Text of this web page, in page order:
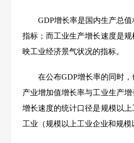
GDP增长率是国内生产总
指标；而工业生产增长速度是
映工业经济景气状况的指标。
在公布GDP增长率的同时
产业增加值增长率与工业生产
增长速度的统计口径是规模以
工业（规模以上工业企业和规